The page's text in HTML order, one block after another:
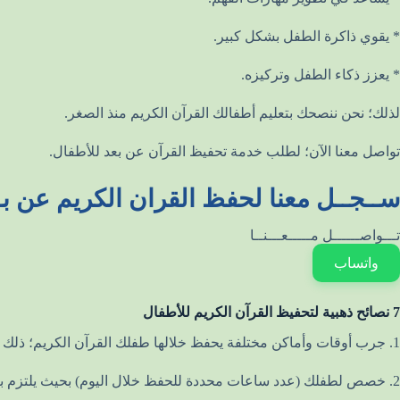
* يقوي ذاكرة الطفل بشكل كبير.
* يعزز ذكاء الطفل وتركيزه.
لذلك؛ نحن ننصحك بتعليم أطفالك القرآن الكريم منذ الصغر.
تواصل معنا الآن؛ لطلب خدمة تحفيظ القرآن عن بعد للأطفال.
ســجــل معنا لحفظ القران الكريم عن
تـــواصــــــل مـــــعـــنــا
واتساب
7 نصائح ذهبية لتحفيظ القرآن الكريم للأطفال
1. جرب أوقات وأماكن مختلفة يحفظ خلالها طفلك القرآن الكريم؛ ذلك لكي تعرف الأنسب منهم للحفظ.
2. خصص لطفلك (عدد ساعات محددة للحفظ خلال اليوم) بحيث يلتزم بالحفظ خلالها بشكل يومي.